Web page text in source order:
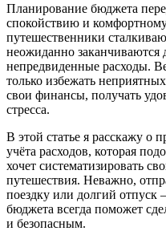
Планирование бюджета
спокойствию и
путешественники
неожиданно заканчиваются
непредвиденные расходы.
только избежать
свои финансы, получать
стресса.
В этой статье я расскажу о
учёта расходов, которая
хочет систематизировать
путешествия. Неважно,
поездку или долгий
бюджета всегда поможет
и безопасным.